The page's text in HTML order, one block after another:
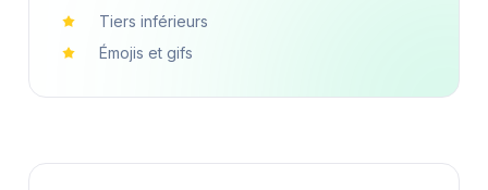
Tiers inférieurs
Émojis et gifs